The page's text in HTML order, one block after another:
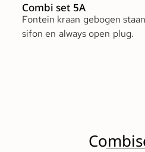
Combi set 5A
Fontein kraan gebogen
sifon en always open plug.